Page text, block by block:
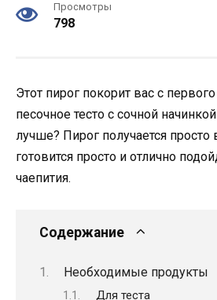
Просмотры
798
Этот пирог покорит вас с
песочное тесто с сочной
лучше? Пирог получается
готовится просто и отлично
чаепития.
Содержание
Необходимые продукты
Для теста